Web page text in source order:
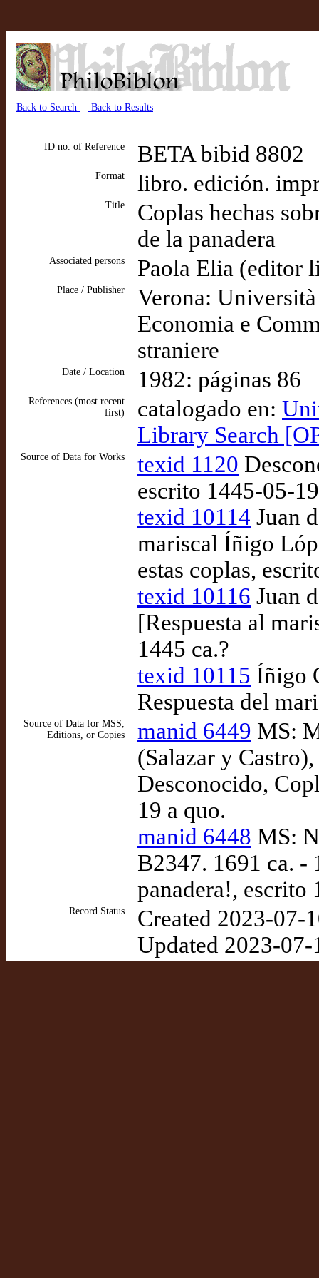
Back to Search Back to Results
ID no. of Reference BETA bibid 8802
Format libro. edición.
Title
Coplas hechas
de la panadera
Associated persons Paola Elia (editor
Place / Publisher
Verona:
Economia e
straniere
Date / Location 1982: páginas 86
References (most recent
first)
catalogado en:
Library Search
Source of Data for Works texid 1120
escrito 1445-05-
texid 10114 Juan
mariscal Íñigo
estas coplas,
texid 10116 Juan
[Respuesta al
1445 ca.?
texid 10115 Íñigo
Respuesta del
Source of Data for MSS,
Editions, or Copies
manid 6449 MS:
(Salazar y
Desconocido,
19 a quo.
manid 6448 MS:
B2347. 1691 ca. -
panadera!, escrito
Record Status
Created 2023-07-
Updated 2023-07-